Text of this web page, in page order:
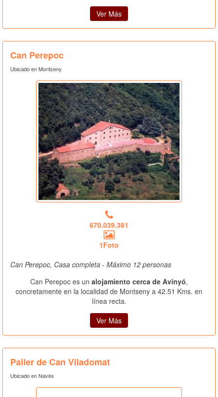
Ver Más
Can Perepoc
Ubicado en Montseny
670.039.381
1Foto
Can Perepoc, Casa completa - Máximo 12 personas
Can Perepoc es un alojamiento cerca de Avinyó,
concretamente en la localidad de Montseny a 42.51 Kms. en
línea recta.
Ver Más
Paller de Can Viladomat
Ubicado en Navès